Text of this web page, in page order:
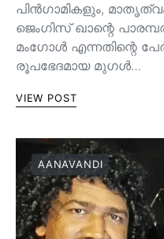
പിൻ‌ഗാമികളും,
ജെംഗിസ് ഖാന്റെ
മംഗോൾ എന്നതിന്റെ
രൂപഭേദമായ മുഗൾ…
VIEW POST
AANAVANDI